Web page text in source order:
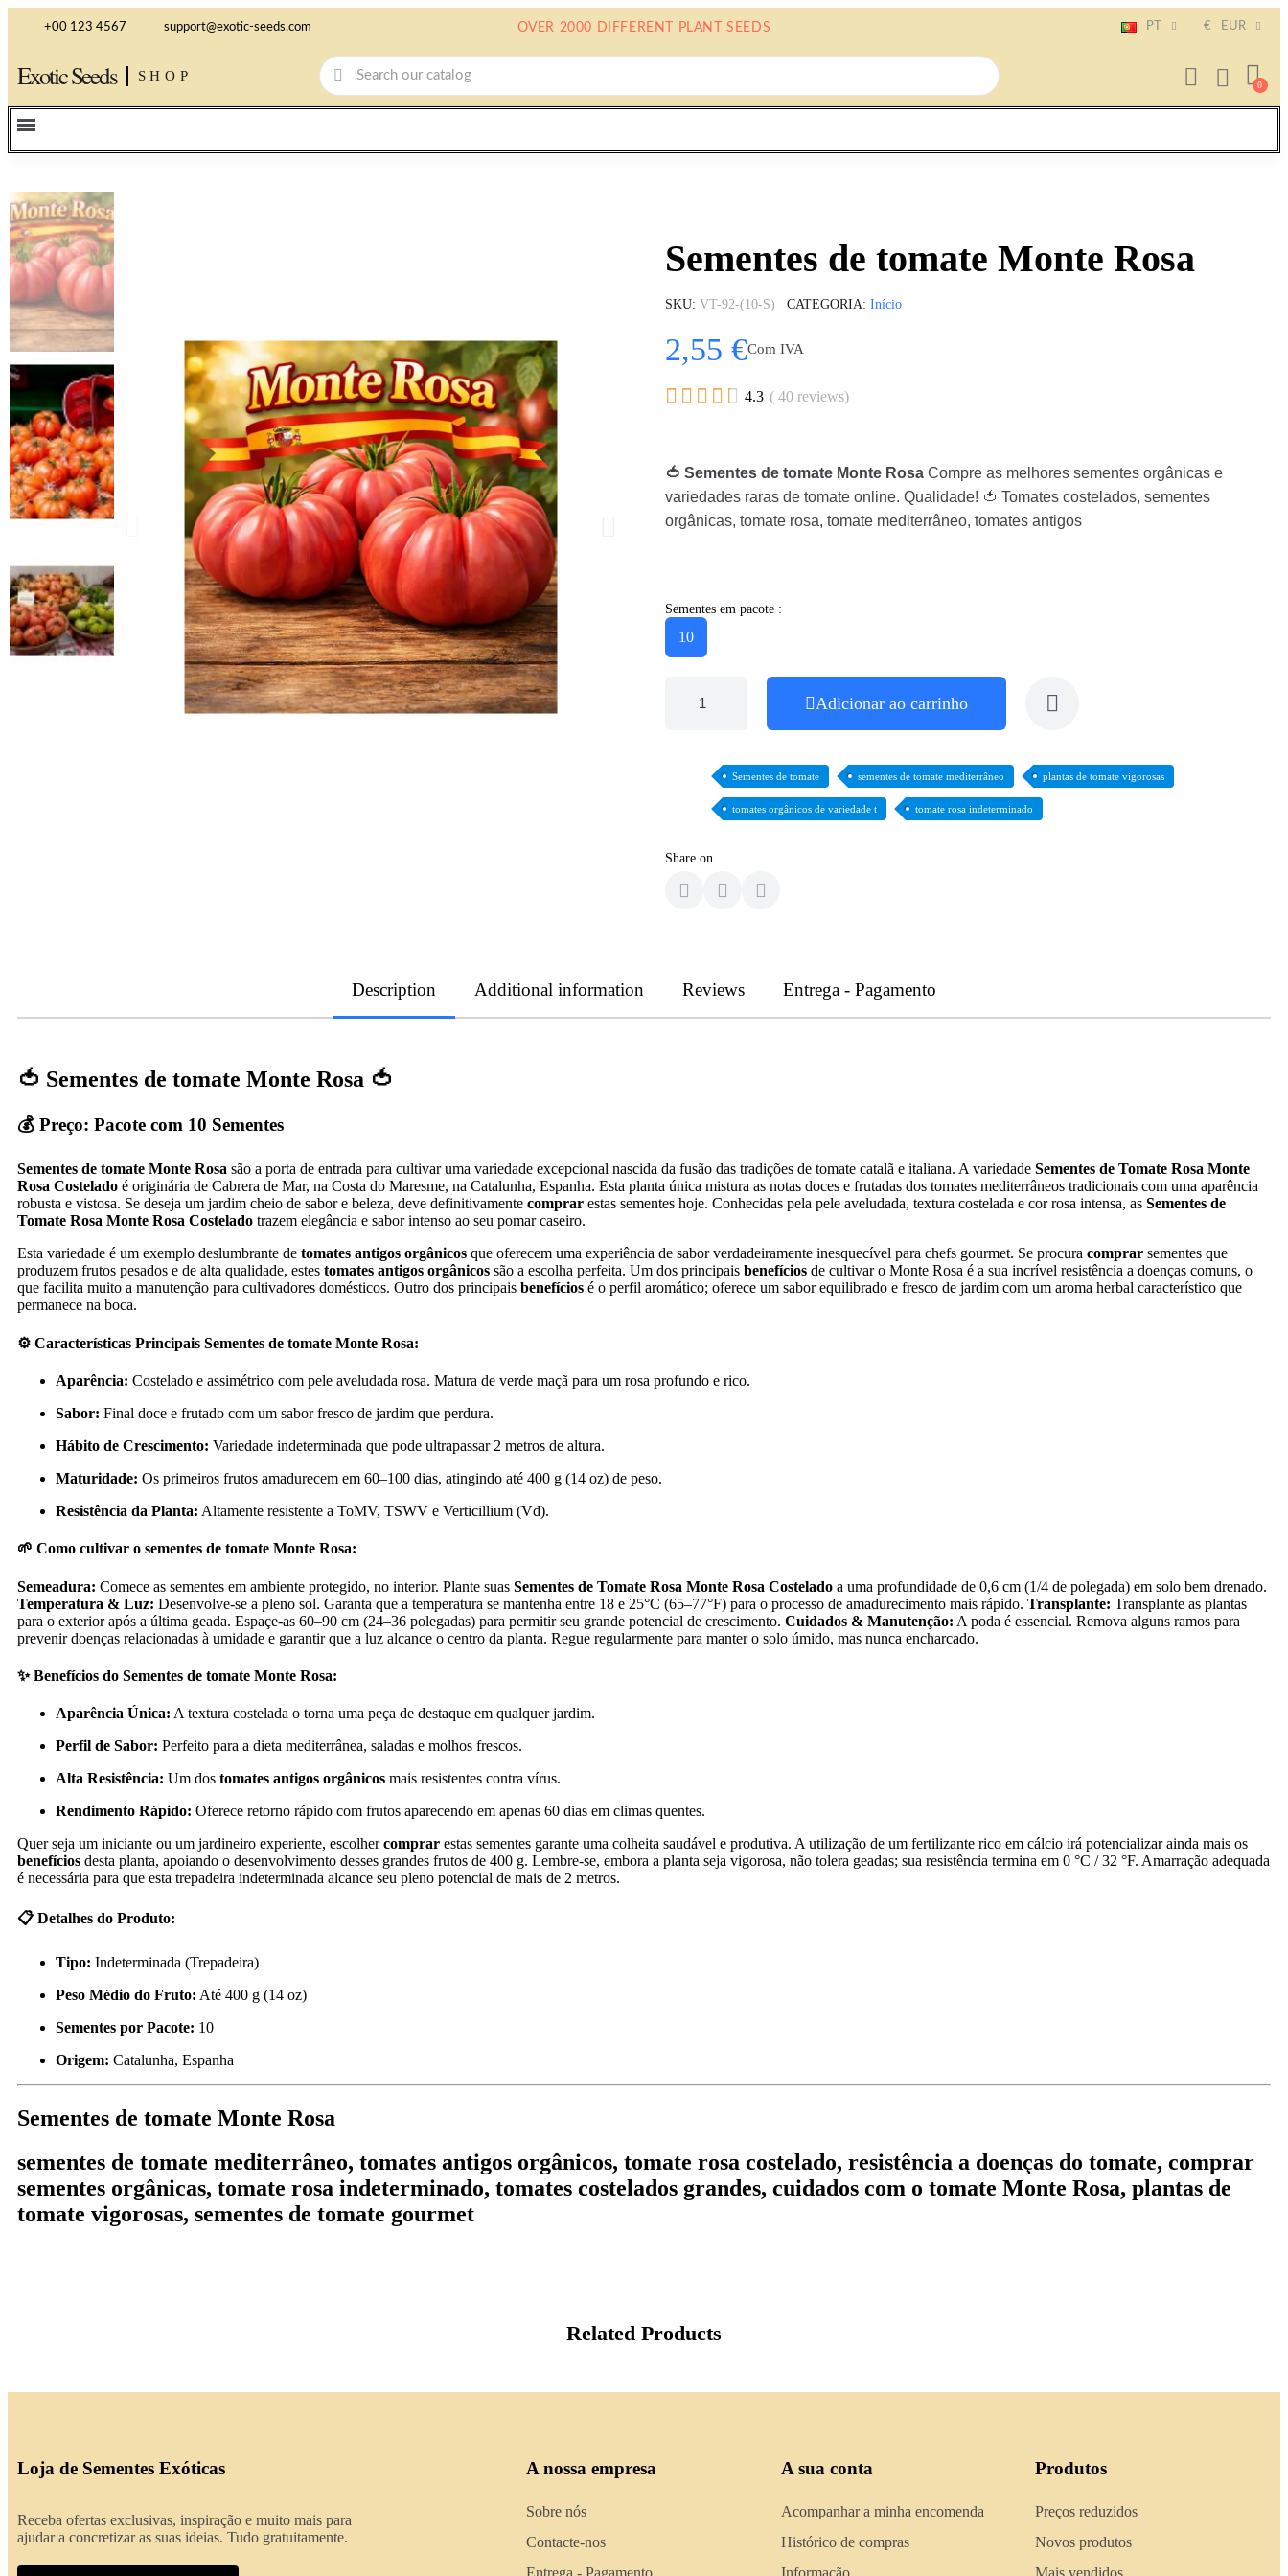
+00 123 4567 support@exotic-seeds.com OVER 2000 DIFFERENT PLANT SEEDS PT € EUR
Exotic Seeds SHOP
Sementes de tomate Monte Rosa
SKU VT-92-(10-S) CATEGORIA Início
2,55 €Com IVA
     4.3 ( 40 reviews)
🍅 Sementes de tomate Monte Rosa Compre as melhores sementes orgânicas e
variedades raras de tomate online. Qualidade! 🍅 Tomates costelados, sementes
orgânicas, tomate rosa, tomate mediterrâneo, tomates antigos
Sementes em pacote :
10
Adicionar ao carrinho
Sementes de tomate sementes de tomate mediterrâneo plantas de tomate vigorosas
tomates orgânicos de variedade t tomate rosa indeterminado
Share on
Description Additional information Reviews Entrega - Pagamento
🍅 Sementes de tomate Monte Rosa 🍅
💰 Preço: Pacote com 10 Sementes
Sementes de tomate Monte Rosa são a porta de entrada para cultivar uma variedade excepcional nascida da fusão das tradições de tomate catalã e italiana. A variedade Sementes de Tomate Rosa Monte
Rosa Costelado é originária de Cabrera de Mar, na Costa do Maresme, na Catalunha, Espanha. Esta planta única mistura as notas doces e frutadas dos tomates mediterrâneos tradicionais com uma aparência
robusta e vistosa. Se deseja um jardim cheio de sabor e beleza, deve definitivamente comprar estas sementes hoje. Conhecidas pela pele aveludada, textura costelada e cor rosa intensa, as Sementes de
Tomate Rosa Monte Rosa Costelado trazem elegância e sabor intenso ao seu pomar caseiro.
Esta variedade é um exemplo deslumbrante de tomates antigos orgânicos que oferecem uma experiência de sabor verdadeiramente inesquecível para chefs gourmet. Se procura comprar sementes que
produzem frutos pesados e de alta qualidade, estes tomates antigos orgânicos são a escolha perfeita. Um dos principais benefícios de cultivar o Monte Rosa é a sua incrível resistência a doenças comuns, o
que facilita muito a manutenção para cultivadores domésticos. Outro dos principais benefícios é o perfil aromático; oferece um sabor equilibrado e fresco de jardim com um aroma herbal característico que
permanece na boca.
⚙️ Características Principais Sementes de tomate Monte Rosa:
Aparência: Costelado e assimétrico com pele aveludada rosa. Matura de verde maçã para um rosa profundo e rico.
Sabor: Final doce e frutado com um sabor fresco de jardim que perdura.
Hábito de Crescimento: Variedade indeterminada que pode ultrapassar 2 metros de altura.
Maturidade: Os primeiros frutos amadurecem em 60–100 dias, atingindo até 400 g (14 oz) de peso.
Resistência da Planta: Altamente resistente a ToMV, TSWV e Verticillium (Vd).
🌱 Como cultivar o sementes de tomate Monte Rosa:
Semeadura: Comece as sementes em ambiente protegido, no interior. Plante suas Sementes de Tomate Rosa Monte Rosa Costelado a uma profundidade de 0,6 cm (1/4 de polegada) em solo bem drenado.
Temperatura & Luz: Desenvolve-se a pleno sol. Garanta que a temperatura se mantenha entre 18 e 25°C (65–77°F) para o processo de amadurecimento mais rápido. Transplante: Transplante as plantas
para o exterior após a última geada. Espaçe-as 60–90 cm (24–36 polegadas) para permitir seu grande potencial de crescimento. Cuidados & Manutenção: A poda é essencial. Remova alguns ramos para
prevenir doenças relacionadas à umidade e garantir que a luz alcance o centro da planta. Regue regularmente para manter o solo úmido, mas nunca encharcado.
✨ Benefícios do Sementes de tomate Monte Rosa:
Aparência Única: A textura costelada o torna uma peça de destaque em qualquer jardim.
Perfil de Sabor: Perfeito para a dieta mediterrânea, saladas e molhos frescos.
Alta Resistência: Um dos tomates antigos orgânicos mais resistentes contra vírus.
Rendimento Rápido: Oferece retorno rápido com frutos aparecendo em apenas 60 dias em climas quentes.
Quer seja um iniciante ou um jardineiro experiente, escolhercomprar estas sementes garante uma colheita saudável e produtiva. A utilização de um fertilizante rico em cálcio irá potencializar ainda mais os
benefícios desta planta, apoiando o desenvolvimento desses grandes frutos de 400 g. Lembre-se, embora a planta seja vigorosa, não tolera geadas; sua resistência termina em 0 °C / 32 °F. Amarração adequada
é necessária para que esta trepadeira indeterminada alcance seu pleno potencial de mais de 2 metros.
📋 Detalhes do Produto:
Tipo: Indeterminada (Trepadeira)
Peso Médio do Fruto: Até 400 g (14 oz)
Sementes por Pacote: 10
Origem: Catalunha, Espanha
Sementes de tomate Monte Rosa
sementes de tomate mediterrâneo, tomates antigos orgânicos, tomate rosa costelado, resistência a doenças do tomate, comprar
sementes orgânicas, tomate rosa indeterminado, tomates costelados grandes, cuidados com o tomate Monte Rosa, plantas de
tomate vigorosas, sementes de tomate gourmet
Related Products
Loja de Sementes Exóticas
Receba ofertas exclusivas, inspiração e muito mais para
ajudar a concretizar as suas ideias. Tudo gratuitamente.
A nossa empresa
Sobre nós
Contacte-nos
A sua conta
Acompanhar a minha encomenda
Histórico de compras
Produtos
Preços reduzidos
Novos produtos